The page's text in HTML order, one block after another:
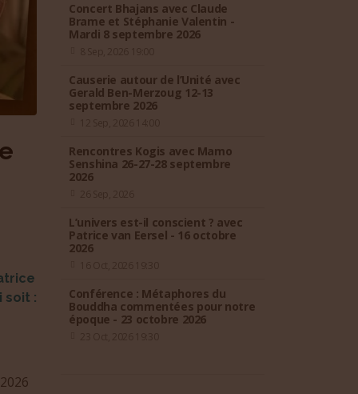
soit :
Concert Bhajans avec Claude
Brame et Stéphanie Valentin -
Mardi 8 septembre 2026
Causerie autour de l’Unité avec
Gerald Ben-Merzoug 12-13
septembre 2026
Rencontres Kogis avec Mamo
Senshina 26-27-28 septembre
2026
L’univers est-il conscient ? avec
Patrice van Eersel - 16 octobre
2026
Conférence : Métaphores du
Bouddha commentées pour notre
époque - 23 octobre 2026